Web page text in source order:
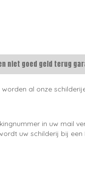
niet goed geld terug
al onze
in uw mail
uw schilderij bij